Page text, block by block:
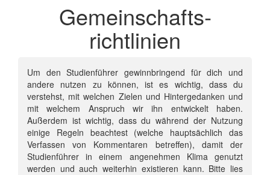
Gemeinschafts­
richtlinien
Um den Studienführer gewinnbringend für dich und
andere nutzen zu können, ist es wichtig, dass du
verstehst, mit welchen Zielen und Hintergedanken und
mit welchem Anspruch wir ihn entwickelt haben.
Außerdem ist wichtig, dass du während der Nutzung
einige Regeln beachtest (welche hauptsächlich das
Verfassen von Kommentaren betreffen), damit der
Studienführer in einem angenehmen Klima genutzt
werden und auch weiterhin existieren kann. Bitte lies